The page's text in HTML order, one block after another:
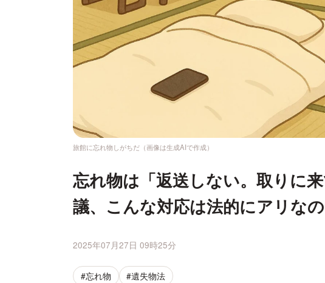
旅館に忘れ物しがちだ（画像は生成AIで作成）
忘れ物は「返送しない。取りに
議、こんな対応は法的にアリな
2025年07月27日 09時25分
#忘れ物 #遺失物法